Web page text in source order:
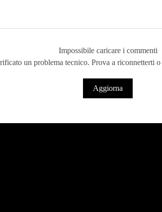
Impossibile caricare i commenti
un problema tecnico. Prova a riconnetterti
Aggiorna